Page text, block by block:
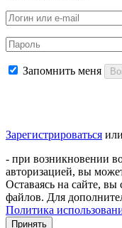
Запомнить меня
Зарегистрироваться или
- при возникновении
авторизацией, вы
Оставаясь на сайте, вы
файлов. Для
Политика
Принять